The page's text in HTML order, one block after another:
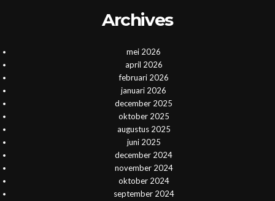
Archives
mei 2026
april 2026
februari 2026
januari 2026
december 2025
oktober 2025
augustus 2025
juni 2025
december 2024
november 2024
oktober 2024
september 2024